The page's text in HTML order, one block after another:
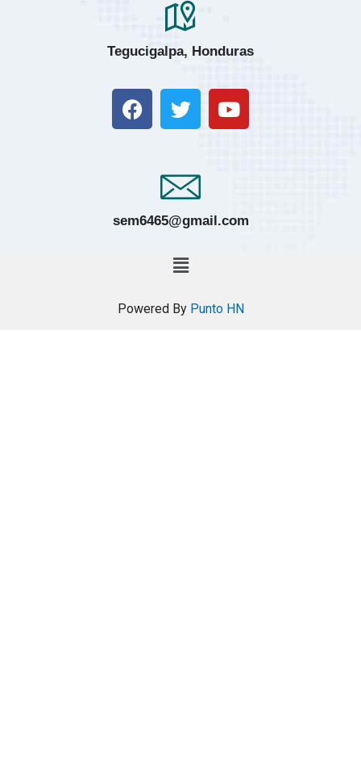
Tegucigalpa, Honduras
sem6465@gmail.com
Powered By Punto HN